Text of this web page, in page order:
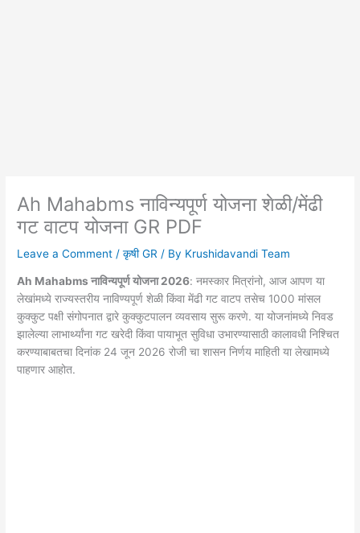
Ah Mahabms नाविन्यपूर्ण योजना शेळी/मेंढी
गट वाटप योजना GR PDF
Leave a Comment /कृषी GR / By Krushidavandi Team
Ah Mahabms नाविन्यपूर्ण योजना 2026: नमस्कार मित्रांनो, आज आपण या
लेखांमध्ये राज्यस्तरीय नाविण्यपूर्ण शेळी किंवा मेंढी गट वाटप तसेच 1000 मांसल
कुक्कुट पक्षी संगोपनात द्वारे कुक्कुटपालन व्यवसाय सुरू करणे. या योजनांमध्ये निवड
झालेल्या लाभार्थ्यांना गट खरेदी किंवा पायाभूत सुविधा उभारण्यासाठी कालावधी निश्चित
करण्याबाबतचा दिनांक 24 जून 2026 रोजी चा शासन निर्णय माहिती या लेखामध्ये
पाहणार आहोत.